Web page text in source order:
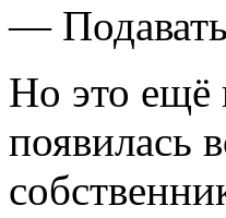
— Подавать
Но это ещё
появилась